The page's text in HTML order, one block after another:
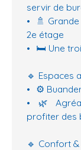
servir de
🚿
2e étage
🛏️ Une
🔹 Espaces
⚙️
🌿
profiter des
🔹 Confort